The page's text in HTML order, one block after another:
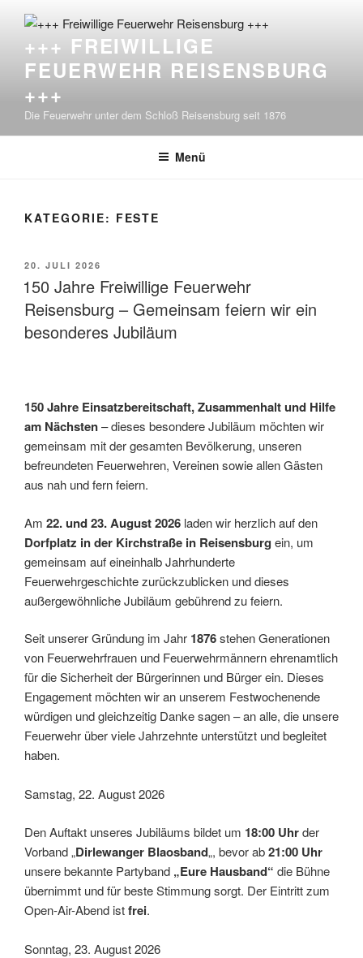
Inhalt
springen+++ FREIWILLIGE
FEUERWEHR REISENSBURG
+++
Die Feuerwehr unter dem Schloß Reisensburg seit 1876
Menü
KATEGORIE: FESTE
VERÖFFENTLICHT
AM
20. JULI 2026
150 Jahre Freiwillige Feuerwehr
Reisensburg – Gemeinsam feiern wir ein
besonderes Jubiläum
150 Jahre Einsatzbereitschaft, Zusammenhalt und Hilfe
am Nächsten– dieses besondere Jubiläum möchten wir
gemeinsam mit der gesamten Bevölkerung, unseren
befreundeten Feuerwehren, Vereinen sowie allen Gästen
aus nah und fern feiern.
Am 22. und 23. August 2026 laden wir herzlich auf den
Dorfplatz in der Kirchstraße in Reisensburg ein, um
gemeinsam auf eineinhalb Jahrhunderte
Feuerwehrgeschichte zurückzublicken und dieses
außergewöhnliche Jubiläum gebührend zu feiern.
Seit unserer Gründung im Jahr 1876stehen Generationen
von Feuerwehrfrauen und Feuerwehrmännern ehrenamtlich
für die Sicherheit der Bürgerinnen und Bürger ein. Dieses
Engagement möchten wir an unserem Festwochenende
würdigen und gleichzeitig Danke sagen – an alle, die unsere
Feuerwehr über viele Jahrzehnte unterstützt und begleitet
haben.
Samstag, 22. August 2026
Den Auftakt unseres Jubiläums bildet um 18:00 Uhrder
Vorband „Dirlewanger Blaosband„, bevor ab21:00 Uhr
unsere bekannte Partyband „Eure Hausband“ die Bühne
übernimmt und für beste Stimmung sorgt. Der Eintritt zum
Open-Air-Abend istfrei.
Sonntag, 23. August 2026